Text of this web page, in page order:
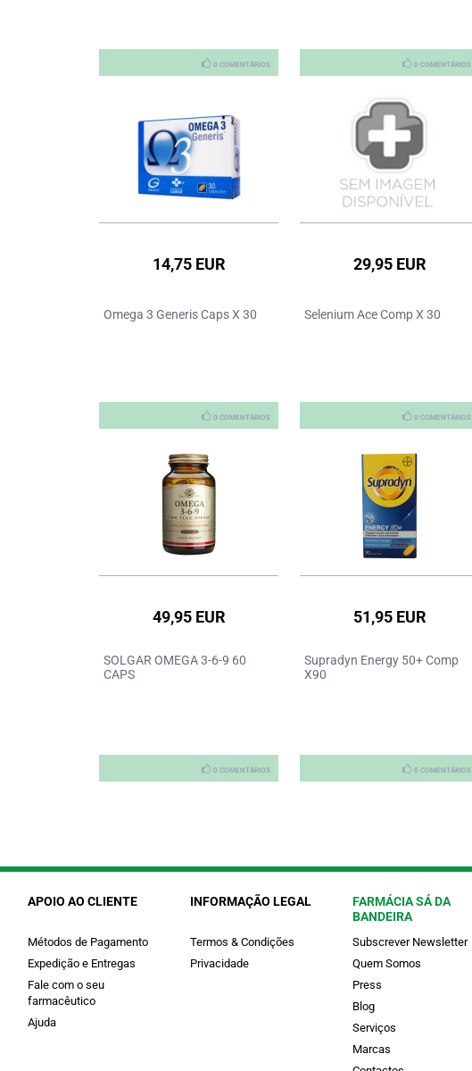
0 COMENTÁRIOS 0 COMENTÁRIOS
14,75 EUR
Omega 3 Generis Caps X 30
0 COMENTÁRIOS
29,95 EUR
Selenium Ace Comp X 30
0 COMENTÁRIOS
49,95 EUR
SOLGAR OMEGA 3-6-9 60
CAPS
0 COMENTÁRIOS
51,95 EUR
Supradyn Energy 50+ Comp
X90
0 COMENTÁRIOS
APOIO AO CLIENTE
Métodos de Pagamento
Expedição e Entregas
Fale com o seu
farmacêutico
Ajuda
INFORMAÇÃO LEGAL
Termos & Condições
Privacidade
FARMÁCIA SÁ DA
BANDEIRA
Subscrever Newsletter
Quem Somos
Press
Blog
Serviços
Marcas